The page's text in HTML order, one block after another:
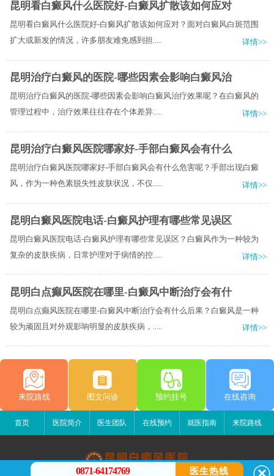
昆明看白癜风什么医院好-白癜风扩散该如何应对
昆明看白癜风什么医院好-白癜风扩散该如何应对？面对白癜风白斑范围
扩大或新发的情况，许多朋友难免感到担.....
详情>>
昆明治疗白癜风的医院-哪些因素会影响白癜风治
昆明治疗白癜风的医院-哪些因素会影响白癜风治疗效果呢？在白癜风的
管理过程中，治疗效果往往存在个体差异.....
详情>>
昆明治疗白癜风医院哪家好-手部白癜风会有什么
昆明治疗白癜风医院哪家好-手部白癜风会有什么危害呢？手部出现白癜
风，作为一种色素脱失性皮肤状况，不仅.....
详情>>
昆明白癜风医院电话-白癜风护理有哪些常见误区
昆明白癜风医院电话-白癜风护理有哪些常见误区？白癜风作为一种较为
复杂的皮肤疾病，日常护理对于病情的控.....
详情>>
昆明白点癫风医院在哪里-白癜风中断治疗会有什
昆明白点癫风医院在哪里-白癜风中断治疗会有什么后果？白癜风是一种
较为顽固且对外观影响明显的皮肤疾病，.....
详情>>
来院路线 图文问诊 预约挂号 在线咨询
首页 医院简介 医生团队 在线预约 就医指南 来院路线
0871-64174769 医生热线